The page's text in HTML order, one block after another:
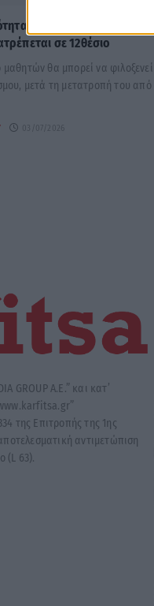
του 26ου Δημοτικού
σε 12θέσιο
θα μπορεί να φιλοξενεί
μετά τη μετατροπή του από
03/07/2026
GROUP A.E.” και κατ’
της Επιτροπής της 1ης
αντιμετώπιση
(L 63).